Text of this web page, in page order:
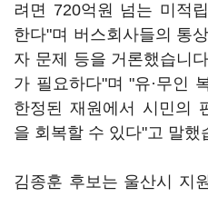
려면 720억원 넘는 미적
한다"며 버스회사들의 통
자 문제 등을 거론했습니
가 필요하다"며 "유·무인
한정된 재원에서 시민의
을 회복할 수 있다"고 말했
김종훈 후보는 울산시 지